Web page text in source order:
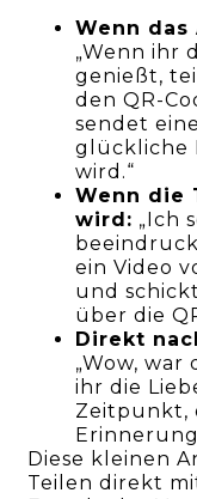
Wenn
„Wenn ihr
genießt,
den QR-
sendet
glückliche
wird.“
Wenn die
wird: „Ich
ein Video
und
über die
Direkt
„Wow, war
ihr die
Zeitpunkt,
Diese kleinen
Teilen direkt